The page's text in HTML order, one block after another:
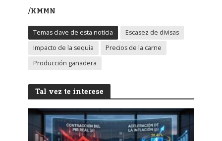
/KMMN
Temas clave de esta noticia
Escasez de divisas
Impacto de la sequía
Precios de la carne
Producción ganadera
Tal vez te interese